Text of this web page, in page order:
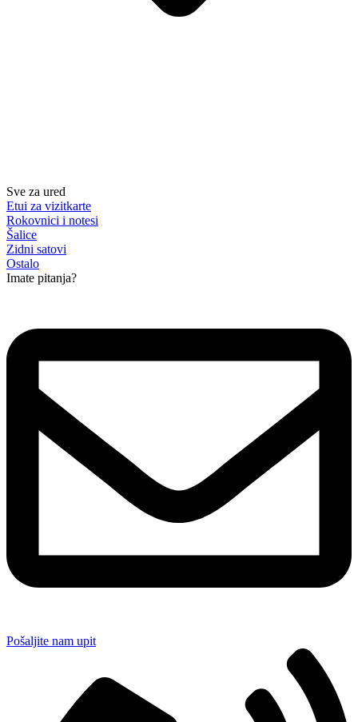
Sve za ured
Etui za vizitkarte
Rokovnici i notesi
Šalice
Zidni satovi
Ostalo
Imate pitanja?
Pošaljite nam upit